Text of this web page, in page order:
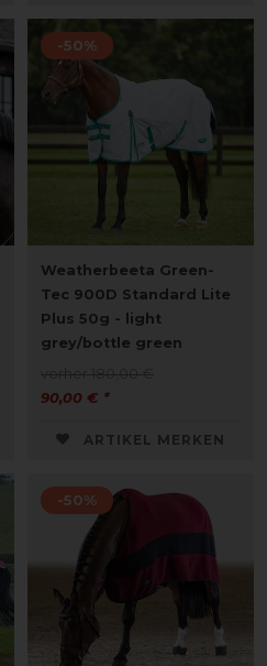
-50%
Weatherbeeta Green-
Tec 900D Standard Lite
Plus 50g - light
grey/bottle green
90,00 € *
ARTIKEL MERKEN
-50%